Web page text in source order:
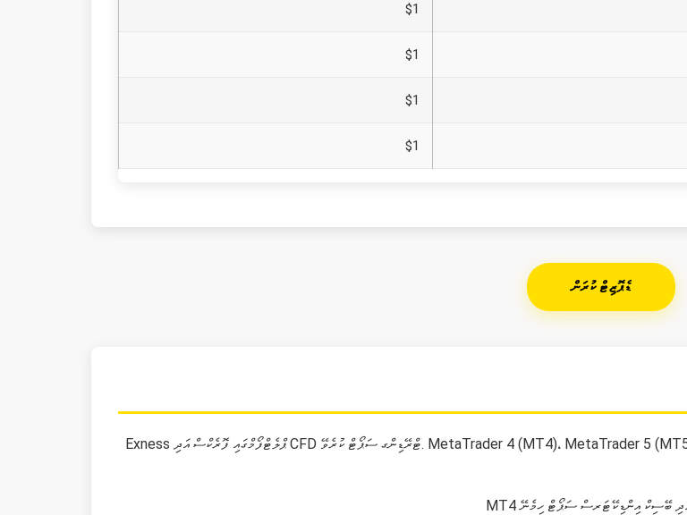
$1
$1
$1
$1
ޑެޕޮޒިޓް ކުރަން
Exness ޕްލެޓްފޯމްގައި ފޮރެކްސް އަދި CFD ޓްރޭޑިންގ ސަޕޯޓް ކުރެވޭ. MetaTrader 4 (MT4)، MetaTrader 5 (MT5)، އަދި Exness Trade އެޕްލިކޭޝަން މިނި ސްޓަންޑަރޑް ސިސްޓަމްތައް ހުރި ކުއިކް ޓްރޭޑިންގ